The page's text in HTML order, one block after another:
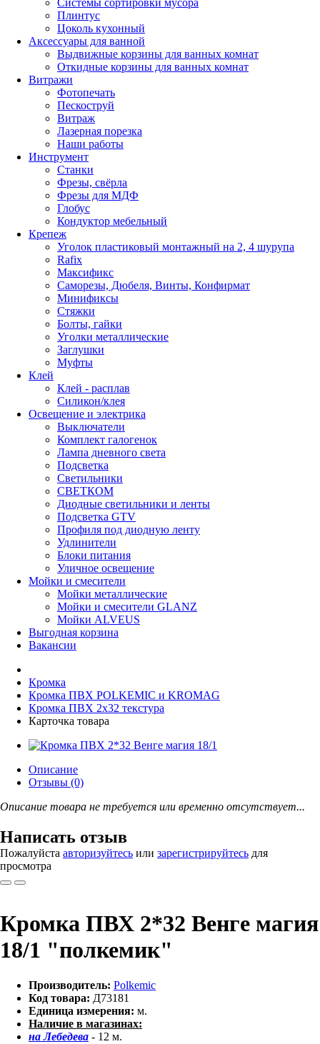
Плинтус
Цоколь кухонный
Аксессуары для ванной
Выдвижные корзины для ванных комнат
Откидные корзины для ванных комнат
Витражи
Фотопечать
Пескоструй
Витраж
Лазерная порезка
Наши работы
Инструмент
Станки
Фрезы, свёрла
Фрезы для МДФ
Глобус
Кондуктор мебельный
Крепеж
Уголок пластиковый монтажный на 2, 4 шурупа
Rafix
Максификс
Саморезы, Дюбеля, Винты, Конфирмат
Минификсы
Стяжки
Болты, гайки
Уголки металлические
Заглушки
Муфты
Клей
Клей - расплав
Силикон/клея
Освещение и электрика
Выключатели
Комплект галогенок
Лампа дневного света
Подсветка
Светильники
СВЕТКОМ
Диодные светильники и ленты
Подсветка GTV
Профиля под диодную ленту
Удлинители
Блоки питания
Уличное освещение
Мойки и смесители
Мойки металлические
Мойки и смесители GLANZ
Мойки ALVEUS
Выгодная корзина
Вакансии
Кромка
Кромка ПВХ POLKEMIC и KROMAG
Кромка ПВХ 2x32 текстура
Карточка товара
Описание
Отзывы (0)
Описание товара не требуется или временно отсутствует...
Написать отзыв
Пожалуйста авторизуйтесь или зарегистрируйтесь для
просмотра
Кромка ПВХ 2*32 Венге магия
18/1 "полкемик"
Производитель: Polkemic
Код товара: Д73181
Единица измерения: м.
Наличие в магазинах:
на Лебедева - 12 м.